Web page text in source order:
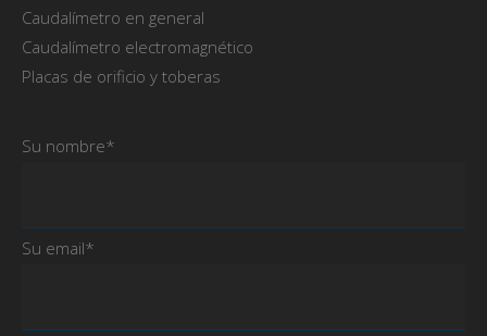
Caudalímetro en general
Caudalímetro electromagnético
Placas de orificio y toberas
Su nombre*
Su email*